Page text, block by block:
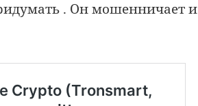
. Он мошенничает и